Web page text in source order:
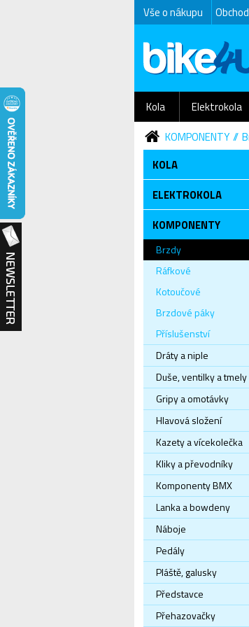
Vše o nákupu
Kola Elektrokola
KOMPONENTY
KOLA
ELEKTROKOLA
KOMPONENTY
Brzdy
Ráfkové
Kotoučové
Brzdové páky
Příslušenství
Dráty a niple
Duše, ventilky a tmely
Gripy a omotávky
Hlavová složení
Kazety a vícekolečka
Kliky a převodníky
Komponenty BMX
Lanka a bowdeny
Náboje
Pedály
Pláště, galusky
Představce
Přehazovačky